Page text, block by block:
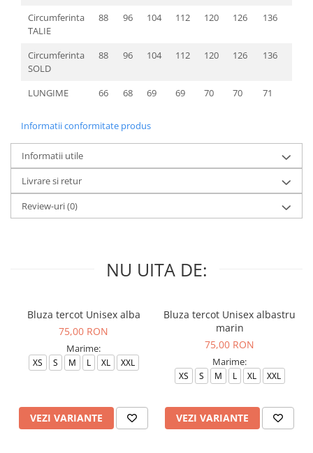
Circumferinta
TALIE
88 96 104 112 120 126 136
Circumferinta
SOLD
88 96 104 112 120 126 136
LUNGIME 66 68 69 69 70 70 71
Informatii conformitate produs
Informatii utile
Livrare si retur
Review-uri(0)
NU UITA DE:
Bluza tercot Unisex alba
75,00 RON
Marime:
XS S M L XL XXL
VEZI VARIANTE
Bluza tercot Unisex albastru
marin
75,00 RON
Marime:
XS S M L XL XXL
VEZI VARIANTE